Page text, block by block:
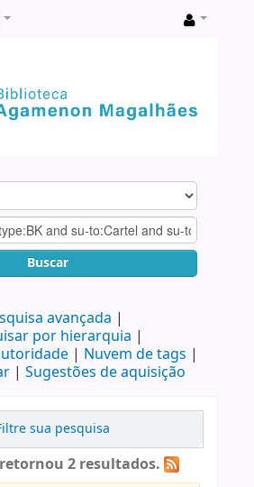
Buscar
avançada
por hierarquia
Nuvem de tags
Sugestões de aquisição
sua pesquisa
2 resultados.